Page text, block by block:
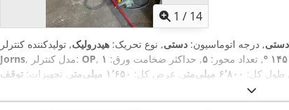
1 / 14
دستی, درجه اتوماسیون: دستی, نوع تحریک: هیدرولیک
Jorns
, مدل کنترلر: OP ۱۴۵ ° , تعداد محور: ۵, حداکثر ضخامت ورق: ۱
, طول کل: ۶٬۸۰۰ میلی‌متر , عرض کل: ۱٬۶۵۰ میلی‌متر , تجهیزات: توقف